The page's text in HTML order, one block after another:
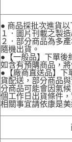
● 商品採批次進貨
１．圖片刊載之製
２．部分商品為多
隨機出貨。
●【一般品】下單後
如含有預購商品，
●【廠商直送品】下
貨配送，部分商品
分商品可能會因氣
個工作日出貨條件
相關事宜請依康是